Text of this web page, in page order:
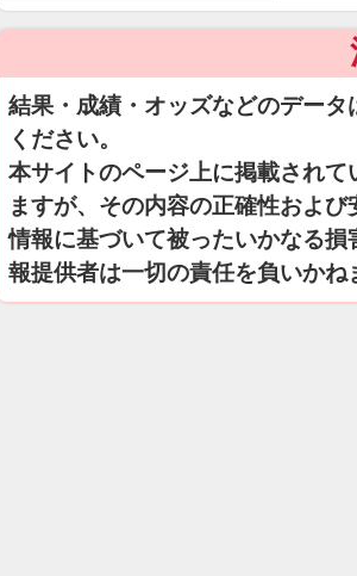
結果・成績・オッズなどのデー
ください。
本サイトのページ上に掲載され
ますが、その内容の正確性およ
情報に基づいて被ったいかなる
報提供者は一切の責任を負いかね